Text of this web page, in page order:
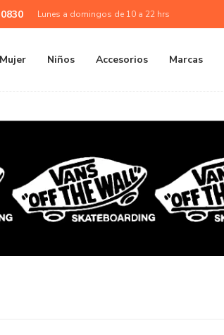
Mujer Niños Accesorios Marcas
Lunes a domingos de 10 a 22 hrs